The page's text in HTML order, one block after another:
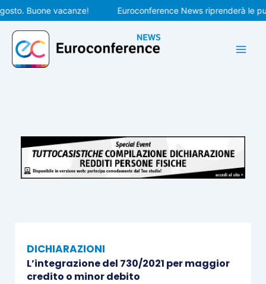
Vai
al
contenuto
Buone vacanze! Euroconference News riprenderà le
DICHIARAZIONI
L’integrazione del 730/2021 per maggior
credito o minor debito